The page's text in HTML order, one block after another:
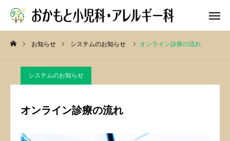
お知らせ システムのお知らせ オンライン診療の流れ
システムのお知らせ
オンライン診療の流れ